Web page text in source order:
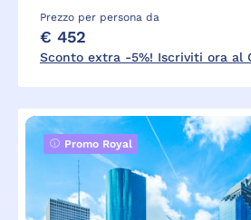
Prezzo per persona da
€ 452
Sconto extra -5%! Iscriviti ora al
Promo Royal